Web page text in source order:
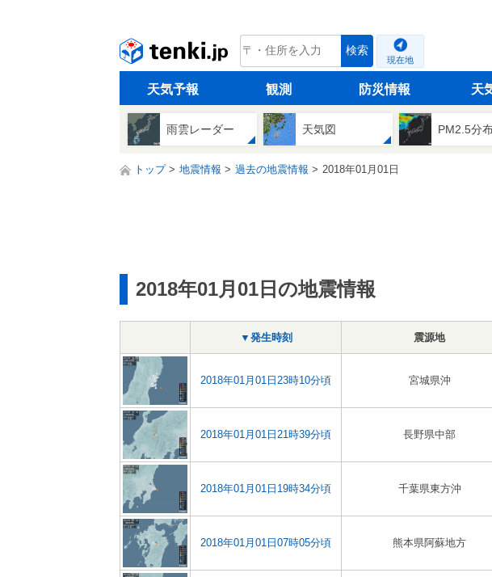
tenki.jp 検索
現在地
天気予報 観測 防災情報 天
雨雲レーダー 天気図 PM2.5分
トップ 地震情報 過去の地震情報 2018年01月01日
2018年01月01日の地震情報
▼発生時刻 震源地
2018年01月01日23時10分頃 宮城県沖
2018年01月01日21時39分頃 長野県中部
2018年01月01日19時34分頃 千葉県東方沖
2018年01月01日07時05分頃 熊本県阿蘇地方